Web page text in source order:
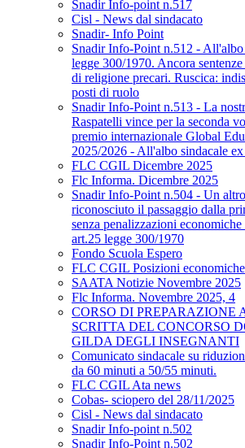
Snadir Info-point n.517
Cisl - News dal sindacato
Snadir- Info Point
Snadir Info-Point n.512 - All'albo
legge 300/1970. Ancora
di religione precari. Ruscica:
posti di ruolo
Snadir Info-Point n.513 - La
Raspatelli vince per la seconda
premio internazionale Global
2025/2026 - All'albo sindacale
FLC CGIL Dicembre 2025
Flc Informa. Dicembre 2025
Snadir Info-Point n.504 - Un
riconosciuto il passaggio dalla
senza penalizzazioni
art.25 legge 300/1970
Fondo Scuola Espero
FLC CGIL Posizioni economiche
SAATA Notizie Novembre 2025
Flc Informa. Novembre 2025, 4
CORSO DI PREPARAZIONE
SCRITTA DEL CONCORSO
GILDA DEGLI INSEGNANTI
Comunicato sindacale su
da 60 minuti a 50/55 minuti.
FLC CGIL Ata news
Cobas- sciopero del 28/11/2025
Cisl - News dal sindacato
Snadir Info-point n.502
Snadir Info-Point n.502